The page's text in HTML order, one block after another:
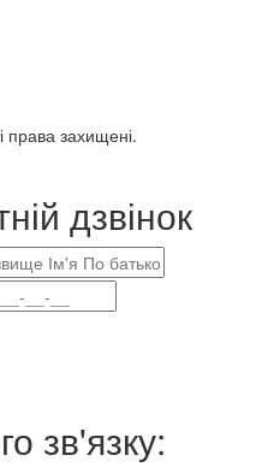
права захищені.
дзвінок
зв'язку: